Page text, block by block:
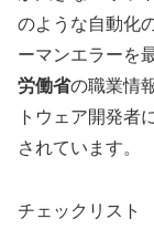
のような自動化
ーマンエラーを
労働省の職業情
トウェア開発者
されています。
チェックリスト